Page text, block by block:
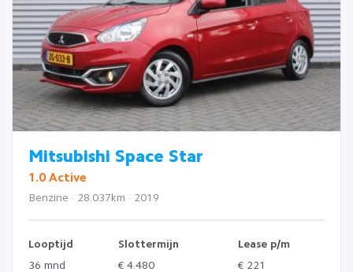
Mitsubishi Space Star
1.0 Active
Benzine · 28.037km · 2019
Looptijd Slottermijn
Lease p/m
36 mnd
€ 4.480
€ 221